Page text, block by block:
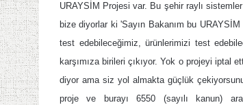
URAYSİM Projesi var. Bu şehir raylı
bize diyorlar ki 'Sayın Bakanım bu
test edebileceğimiz, ürünlerimizi test
karşımıza birileri çıkıyor. Yok o projeyi iptal
diyor ama siz yol almakta güçlük
proje ve burayı 6550 (sayılı kanun)